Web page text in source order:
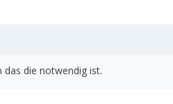
das die notwendig ist.